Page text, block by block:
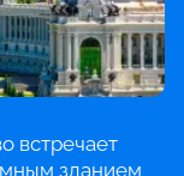
встречает
зданием